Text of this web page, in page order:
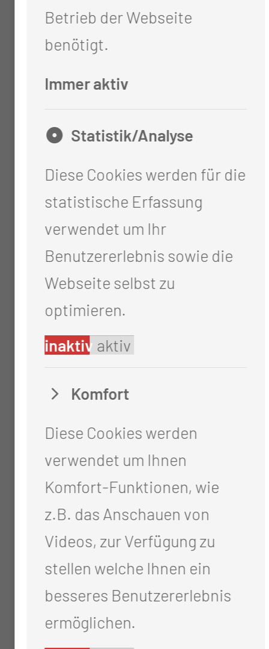
Stationäre Patientinnen und
Patienten im Jahr 2021
2.436
Anzahl Hämodialysen oder
Plasmapherese-Behandlungen
33
Nierenpunktionen (in
Zusammenarbeit mit
Nephropathologie der Univ
Erlangen)
Kursangebote
Adipositaskurs
Betrieb der Webseite
benötigt.
Immer aktiv
Statistik/Analyse
Diese Cookies werden für die
statistische Erfassung
verwendet um Ihr
Benutzererlebnis sowie die
Webseite selbst zu
optimieren.
inaktiv aktiv
Komfort
Diese Cookies werden
verwendet um Ihnen
Komfort-Funktionen, wie
z.B. das Anschauen von
Videos, zur Verfügung zu
stellen welche Ihnen ein
besseres Benutzererlebnis
ermöglichen.